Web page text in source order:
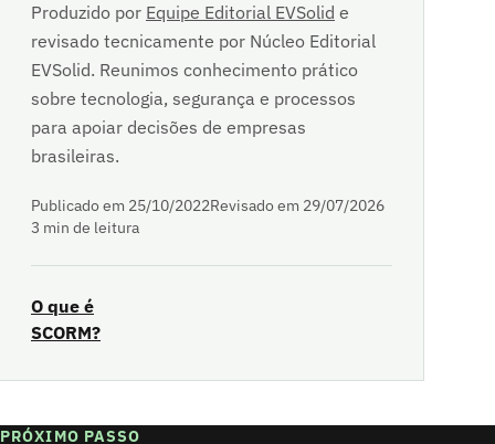
Produzido por Equipe Editorial EVSolid e
revisado tecnicamente por Núcleo Editorial
EVSolid. Reunimos conhecimento prático
sobre tecnologia, segurança e processos
para apoiar decisões de empresas
brasileiras.
Publicado em 25/10/2022Revisado em 29/07/2026
3 min de leitura
O que é
SCORM?
PRÓXIMO PASSO